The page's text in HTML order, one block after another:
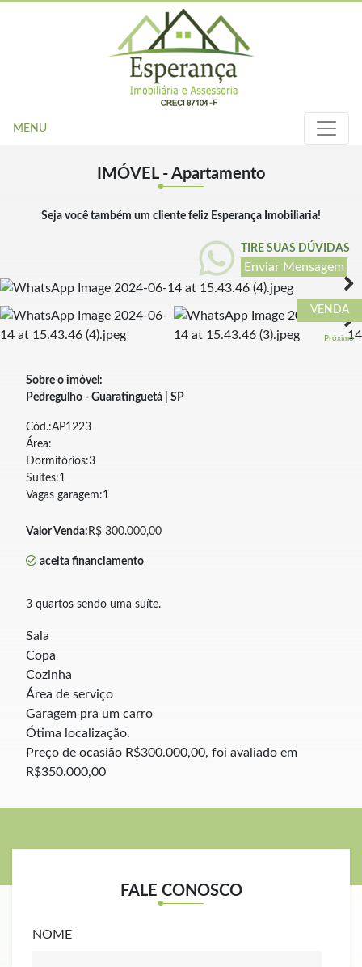
MENU
IMÓVEL - Apartamento
Seja você também um cliente feliz Esperança Imobiliaria!
TIRE SUAS DÚVIDAS
Enviar Mensagem
VENDA
Próximo
Sobre o imóvel:
Pedregulho - Guaratinguetá | SP
Cód.:AP1223
Área:
Dormitórios:3
Suites:1
Vagas garagem:1
Valor Venda: R$ 300.000,00
aceita financiamento
3 quartos sendo uma suíte.
Sala
Copa
Cozinha
Área de serviço
Garagem pra um carro
Ótima localização.
Preço de ocasião R$300.000,00, foi avaliado em
R$350.000,00
FALE CONOSCO
NOME